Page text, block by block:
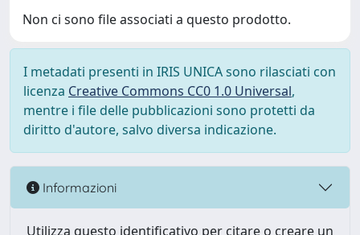
Non ci sono file associati a questo prodotto.
I metadati presenti in IRIS UNICA sono rilasciati con
licenza Creative Commons CC0 1.0 Universal,
mentre i file delle pubblicazioni sono protetti da
diritto d'autore, salvo diversa indicazione.
Informazioni
Utilizza questo identificativo per citare o creare un